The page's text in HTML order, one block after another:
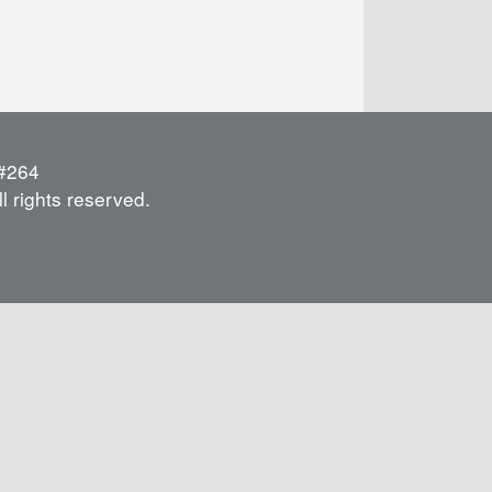
rights reserved.